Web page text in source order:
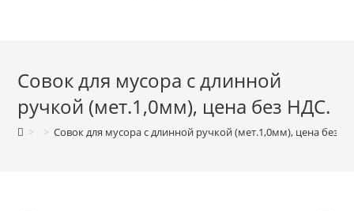
Совок для мусора с длинной
ручкой (мет.1,0мм), цена без НДС.
> > Совок для мусора с длинной ручкой (мет.1,0мм), цена без